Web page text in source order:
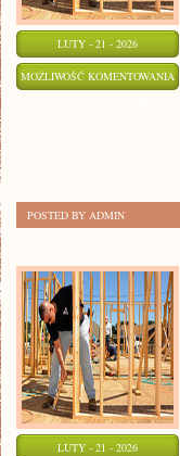
LUTY - 21 - 2026
MOŻLIWOŚĆ KOMENTOWANIA
POSTED BY ADMIN
LUTY - 21 - 2026